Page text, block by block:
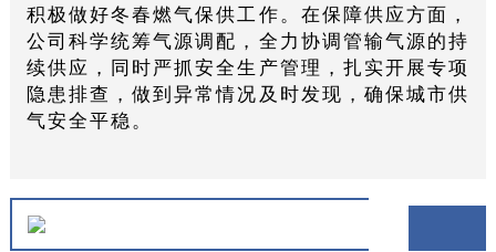
积极做好冬春燃气保供工作。在保障供应方面，
公司科学统筹气源调配，全力协调管输气源的持
续供应，同时严抓安全生产管理，扎实开展专项
隐患排查，做到异常情况及时发现，确保城市供
气安全平稳。